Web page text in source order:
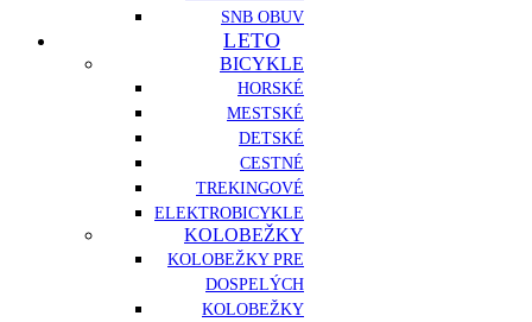
SNB OBUV
LETO
BICYKLE
HORSKÉ
MESTSKÉ
DETSKÉ
CESTNÉ
TREKINGOVÉ
ELEKTROBICYKLE
KOLOBEŽKY
KOLOBEŽKY PRE
DOSPELÝCH
KOLOBEŽKY